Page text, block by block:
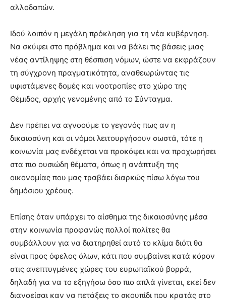
αλλοδαπών.
Ιδού λοιπόν η μεγάλη πρόκληση για τη νέα κυβέρνηση.
Να σκύψει στο πρόβλημα και να βάλει τις βάσεις μιας
νέας αντίληψης στη θέσπιση νόμων, ώστε να εκφράζουν
τη σύγχρονη πραγματικότητα, αναθεωρώντας τις
υφιστάμενες δομές και νοοτροπίες στο χώρο της
Θέμιδος, αρχής γενομένης από το Σύνταγμα.
Δεν πρέπει να αγνοούμε το γεγονός πως αν η
δικαιοσύνη και οι νόμοι λειτουργήσουν σωστά, τότε η
κοινωνία μας ενδέχεται να προκόψει και να προχωρήσει
στα πιο ουσιώδη θέματα, όπως η ανάπτυξη της
οικονομίας που μας τραβάει διαρκώς πίσω λόγω του
δημόσιου χρέους.
Επίσης όταν υπάρχει το αίσθημα της δικαιοσύνης μέσα
στην κοινωνία προφανώς πολλοί πολίτες θα
συμβάλλουν για να διατηρηθεί αυτό το κλίμα διότι θα
είναι προς όφελος όλων, κάτι που συμβαίνει κατά κόρον
στις ανεπτυγμένες χώρες του ευρωπαϊκού βορρά,
δηλαδή για να το εξηγήσω όσο πιο απλά γίνεται, εκεί δεν
διανοείσαι καν να πετάξεις το σκουπίδι που κρατάς στο